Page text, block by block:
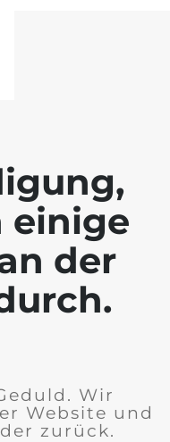
einige
der
Wir
Website und
zurück.